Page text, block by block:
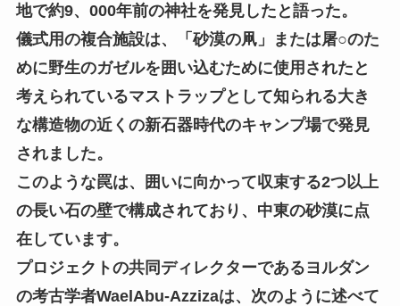
地で約9、000年前の神社を発見したと語った。
儀式用の複合施設は、「砂漠の凧」または屠○のた
めに野生のガゼルを囲い込むために使用されたと
考えられているマストラップとして知られる大き
な構造物の近くの新石器時代のキャンプ場で発見
されました。
このような罠は、囲いに向かって収束する2つ以上
の長い石の壁で構成されており、中東の砂漠に点
在しています。
プロジェクトの共同ディレクターであるヨルダン
の考古学者WaelAbu-Azzizaは、次のように述べて